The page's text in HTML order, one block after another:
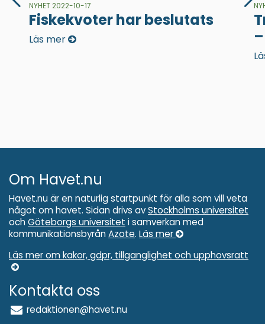
NYHET 2022-10-17
Fiskekvoter har beslutats
Läs mer
Om Havet.nu
Havet.nu är en naturlig startpunkt för alla som vill veta
något om havet. Sidan drivs avStockholms universitet
och Göteborgs universitet i samverkan med
kommunikationsbyrån Azote. Läs mer
Läs mer om kakor, gdpr, tillganglighet och upphovsratt
Kontakta oss
redaktionen@havet.nu